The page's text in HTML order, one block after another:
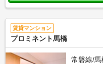
賃貸マンション
プロミネント馬橋
常磐線/